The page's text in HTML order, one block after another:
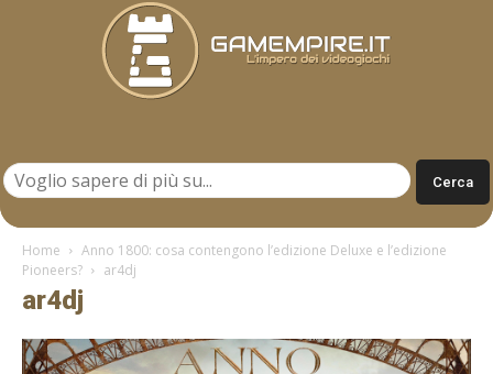
Home
Anno 1800: cosa contengono l’edizione Deluxe e l’edizione
Pioneers?
ar4dj
ar4dj